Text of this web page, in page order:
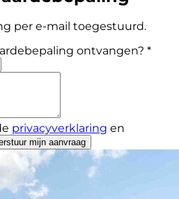
per e-mail toegestuurd.
ontvangen? *
privacyverklaring en
mijn aanvraag